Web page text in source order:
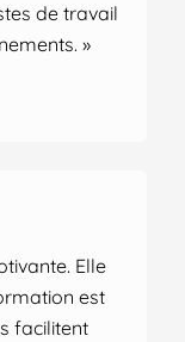
de travail
»
Elle
est
facilitent